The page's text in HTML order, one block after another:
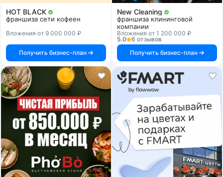
HOT BLACK
франшиза сети кофеен
Вложения от 9 000 000 ₽
Получить бизнес-план
New Cleaning
франшиза клининговой
компании
Вложения от 1 200 000 ₽
5.0
6 отзывов
Получить бизнес-план